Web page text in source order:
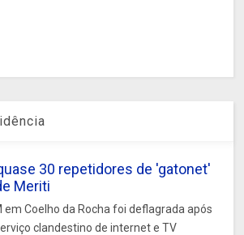
30 repetidores de 'gatonet'
Meriti
em Coelho da Rocha foi deflagrada após
clandestino de internet e TV